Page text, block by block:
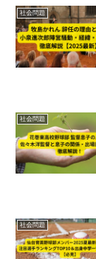
社会問題
社会問題
社会問題